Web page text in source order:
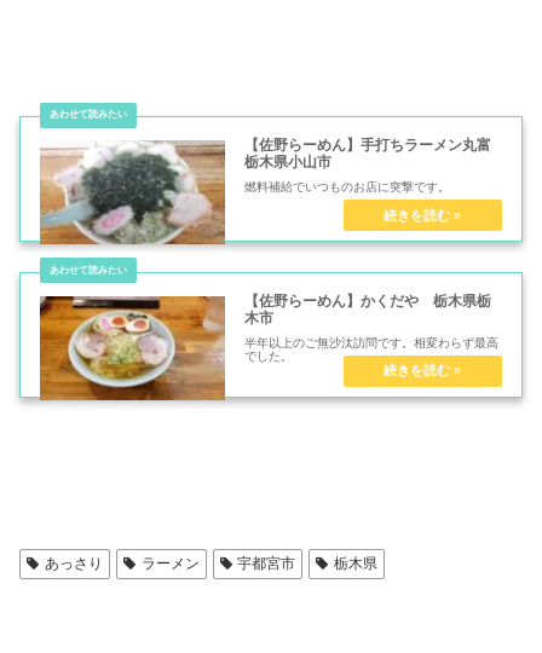
【佐野らーめん】手打ちラーメン丸富
栃木県小山市
燃料補給でいつものお店に突撃です。
【佐野らーめん】かくだや 栃木県栃
木市
半年以上のご無沙汰訪問です。相変わらず最高
でした。
あっさり ラーメン 宇都宮市 栃木県